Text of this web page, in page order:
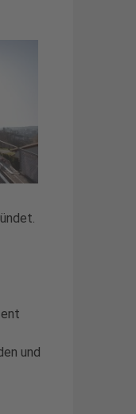
und